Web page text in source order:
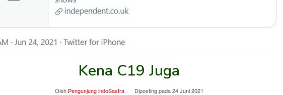
Kena C19 Juga
Oleh Pengunjung indoSastra Diposting pada24 Juni 2021